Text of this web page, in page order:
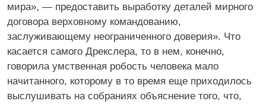
мира», — предоставить выработку деталей мирного
договора верховному командованию,
заслуживающему неограниченного доверия». Что
касается самого Дрекслера, то в нем, конечно,
говорила умственная робость человека мало
начитанного, которому в то время еще приходилось
выслушивать на собраниях объяснение того, что,